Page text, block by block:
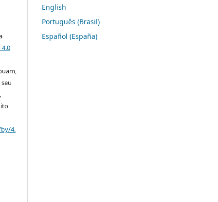
4.
English
Português (Brasil)
Español (España)